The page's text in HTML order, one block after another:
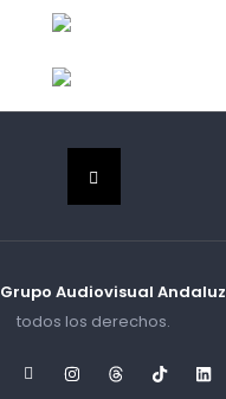
Grupo Audiovisual Andaluz
todos los derechos.